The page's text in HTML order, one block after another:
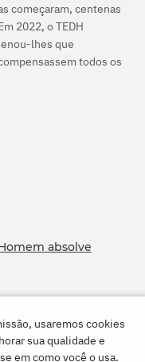
começaram, centenas
2022, o TEDH
lhes que
todos os
absolve
usaremos cookies
sua qualidade e
em como você o usa.